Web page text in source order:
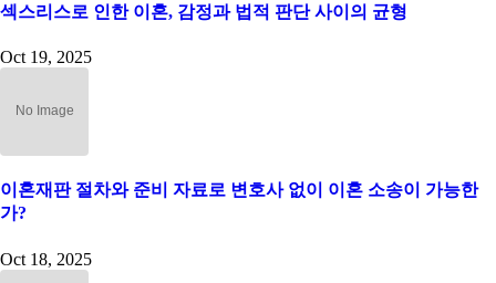
섹스리스로 인한 이혼, 감정과 법적 판단 사이의 균형
Oct 19, 2025
이혼재판 절차와 준비 자료로 변호사 없이 이혼 소송이 가능한
가?
Oct 18, 2025